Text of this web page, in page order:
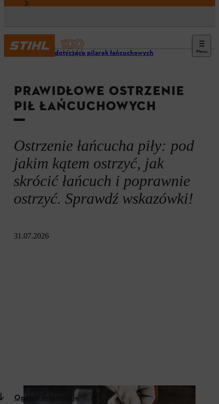
Menu
Porady dotyczące pilarek łańcuchowych
PRAWIDŁOWE OSTRZENIE
PIŁ ŁAŃCUCHOWYCH
Ostrzenie łańcucha piły: pod
jakim kątem ostrzyć, jak
skrócić łańcuch i poprawnie
ostrzyć. Sprawdź wskazówki!
31.07.2026
Ogólne informacje